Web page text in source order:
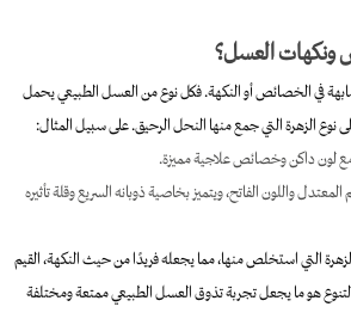
العسل؟
في الخصائص أو النكهة. فكل نوع من العسل الطبيعي يحمل
نوع الزهرة التي جمع منها النحل الرحيق. على سبيل المثال:
لون داكن وخصائص علاجية مميزة.
واللون الفاتح، ويتميز بخاصية ذوبانه السريع وقلة تأثيره
التي استخلص منها، مما يجعله فريدًا من حيث النكهة، القيم
التنوع هو ما يجعل تجربة تذوق العسل الطبيعي ممتعة ومختلفة